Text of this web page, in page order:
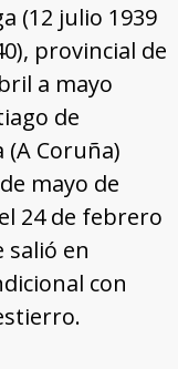
(12 julio 1939
provincial de
a mayo
de
(A Coruña)
mayo de
24 de febrero
salió en
con